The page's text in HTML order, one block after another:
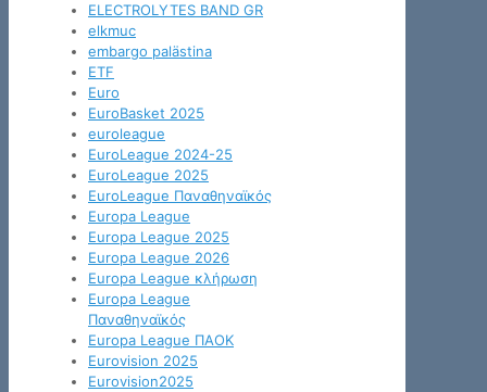
ELECTROLYTES BAND GR
elkmuc
embargo palästina
ETF
Euro
EuroBasket 2025
euroleague
EuroLeague 2024-25
EuroLeague 2025
EuroLeague Παναθηναϊκός
Europa League
Europa League 2025
Europa League 2026
Europa League κλήρωση
Europa League
Παναθηναϊκός
Europa League ΠΑΟΚ
Eurovision 2025
Eurovision2025